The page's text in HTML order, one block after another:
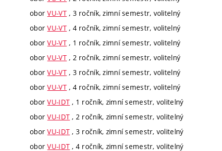
oborVU-VT, 3 ročník, zimní semestr, volitelný
oborVU-VT, 4 ročník, zimní semestr, volitelný
oborVU-VT, 1 ročník, zimní semestr, volitelný
oborVU-VT, 2 ročník, zimní semestr, volitelný
oborVU-VT, 3 ročník, zimní semestr, volitelný
oborVU-VT, 4 ročník, zimní semestr, volitelný
oborVU-IDT , 1 ročník, zimní semestr, volitelný
oborVU-IDT , 2 ročník, zimní semestr, volitelný
oborVU-IDT , 3 ročník, zimní semestr, volitelný
oborVU-IDT , 4 ročník, zimní semestr, volitelný